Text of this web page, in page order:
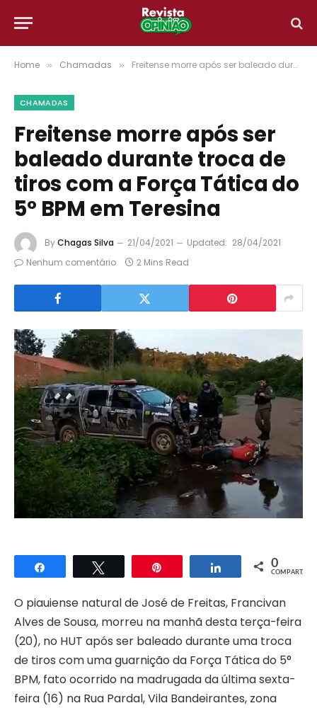
Home » Chamadas » Freitense morre após ser baleado durante troca de tiros com a Força Tática do 5° BPM em Teresina
CHAMADAS
Freitense morre após ser
baleado durante troca de
tiros com a Força Tática do
5° BPM em Teresina
ByChagas Silva 21/04/2021 Updated: 28/04/2021
Nenhum comentário
2 Mins Read
Compartilhar Compartilhar
0
COMPART.
O piauiense natural de José de Freitas, Francivan
Alves de Sousa, morreu na manhã desta terça-feira
(20), no HUT após ser baleado durante uma troca
de tiros com uma guarnição da Força Tática do 5°
BPM, fato ocorrido na madrugada da última sexta-
feira (16) na Rua Pardal, Vila Bandeirantes, zona